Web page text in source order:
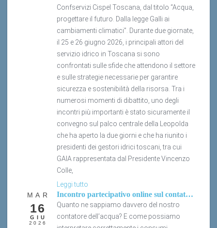
progettare il futuro. Dalla legge Galli ai
cambiamenti climatici”. Durante due giornate,
il 25 e 26 giugno 2026, i principali attori del
servizio idrico in Toscana si sono
confrontati sulle sfide che attendono il settore
e sulle strategie necessarie per garantire
sicurezza e sostenibilità della risorsa. Tra i
numerosi momenti di dibattito, uno degli
incontri più importanti è stato sicuramente il
convegno sul palco centrale della Leopolda
che ha aperto la due giorni e che ha riunito i
presidenti dei gestori idrici toscani, tra cui
GAIA rappresentata dal Presidente Vincenzo
Colle,
16
GIU
2026
Quanto ne sappiamo davvero del nostro
contatore dell’acqua? E come possiamo
interpretare correttamente i consumi,